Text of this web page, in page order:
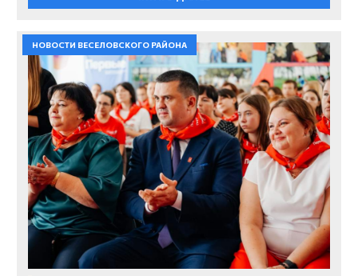
НОВОСТИ ВЕСЕЛОВСКОГО РАЙОНА